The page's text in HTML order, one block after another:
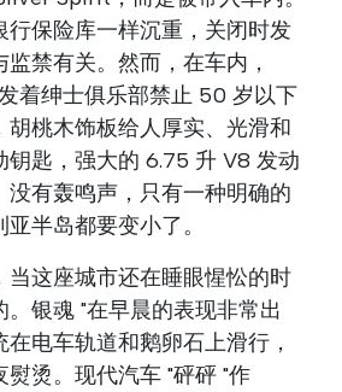
行保险库一样沉重，关闭时发
禁有关。然而，在车内，
着绅士俱乐部禁止 50 岁以下
胡桃木饰板给人厚实、光滑和
钥匙，强大的 6.75 升 V8 发动
没有轰鸣声，只有一种明确的
半岛都要变小了。
当这座城市还在睡眼惺忪的时
银魂 "在早晨的表现非常出
电车轨道和鹅卵石上滑行，
烫。现代汽车 "砰砰 "作